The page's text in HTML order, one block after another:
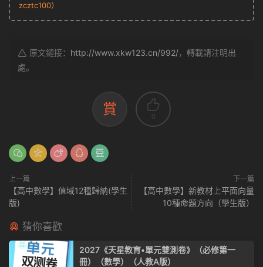
zcztc100）
原文鏈接： http://www.xkw123.cn/992/，轉載請注明出
處。
賞 0
上一篇
【高中數學】值域12種歸納(學生
版)
下一篇
【高中數學】新教材上平面向量
10種命題方向（學生版）
猜你喜歡
2027《天星教育•單元雙測卷》（必修第一
冊）（數學）（人教A版）